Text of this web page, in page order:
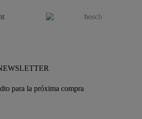
dto para la próxima compra